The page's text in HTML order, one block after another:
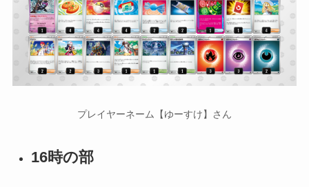
プレイヤーネーム【ゆーすけ】さん
16時の部